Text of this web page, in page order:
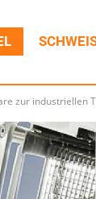
zur industriellen